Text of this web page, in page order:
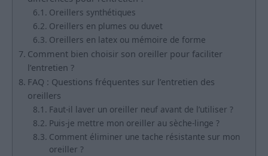
Oreillers synthétiques
Oreillers en plumes ou duvet
Oreillers en latex ou mémoire de forme
Comment bien choisir son oreiller pour faciliter
l’entretien ?
FAQ : Questions fréquentes sur l’entretien des
oreillers
Faut-il laver un oreiller neuf avant de l’utiliser ?
Puis-je mettre mon oreiller au sèche-linge ?
Comment éliminer une tache résistante sur mon
oreiller ?